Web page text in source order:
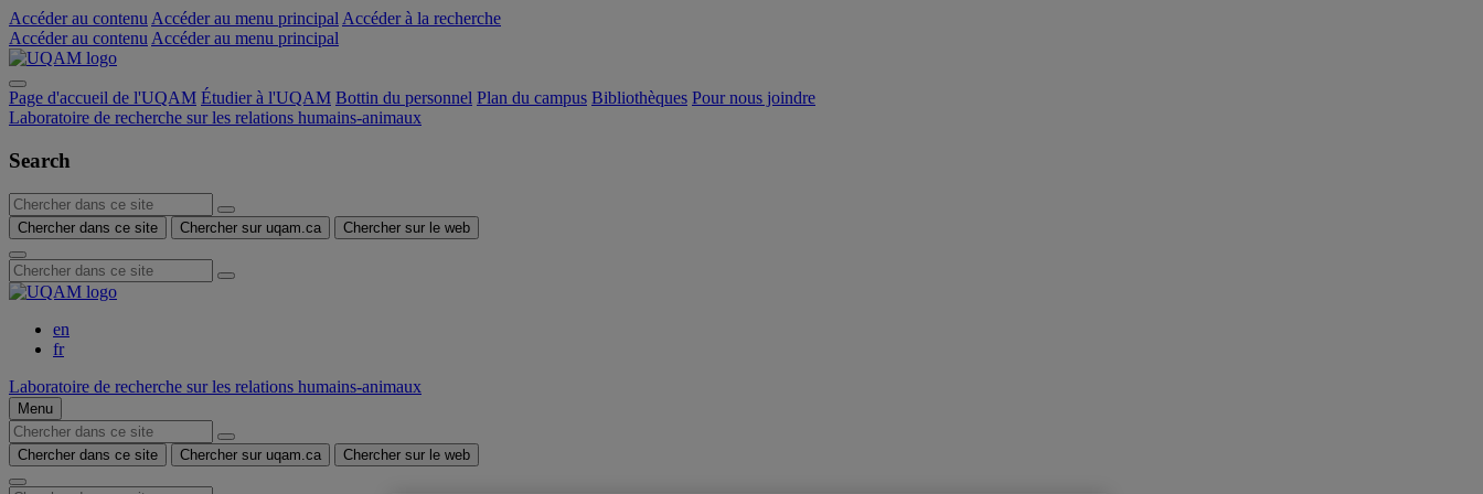
Accéder au contenu Accéder au menu principal Accéder à la recherche
Accéder au contenu Accéder au menu principal
Page d'accueil de l'UQAM Étudier à l'UQAM Bottin du personnel Plan du campus Bibliothèques Pour nous joindre
Laboratoire de recherche sur les relations humains-animaux
Search
Chercher dans ce site Chercher sur uqam.ca Chercher sur le web
en
fr
Laboratoire de recherche sur les relations humains-animaux
Menu
Chercher dans ce site Chercher sur uqam.ca Chercher sur le web